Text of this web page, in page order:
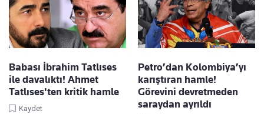
Babası İbrahim Tatlıses
ile davalıktı! Ahmet
Tatlıses'ten kritik hamle
Kaydet
Petro’dan Kolombiya’yı
karıştıran hamle!
Görevini devretmeden
saraydan ayrıldı